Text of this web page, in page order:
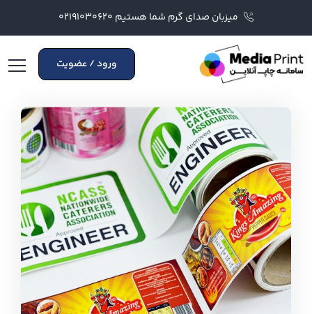
میزبان صدای گرم شما هستیم ۰۲۱۹۱۰۳۰۶۲۰
ورود / عضویت